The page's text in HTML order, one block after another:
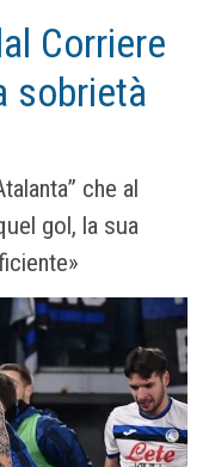
Corriere
sobrietà
che al
gol, la sua